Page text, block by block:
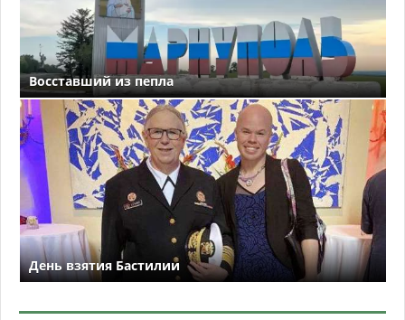
Восставший из пепла
День взятия Бастилии